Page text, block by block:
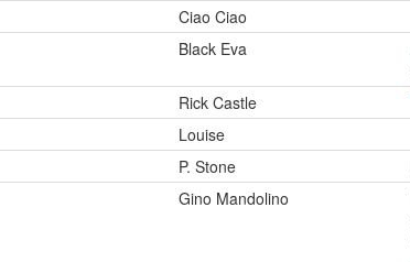
Ciao Ciao
Black Eva
Rick Castle
Louise
P. Stone
Gino Mandolino